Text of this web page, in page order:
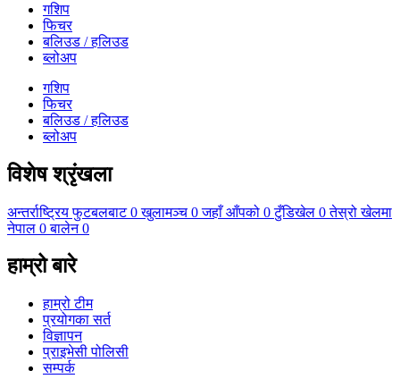
गशिप
फिचर
बलिउड / हलिउड
ब्लोअप
गशिप
फिचर
बलिउड / हलिउड
ब्लोअप
विशेष श्रृंखला
अन्तर्राष्ट्रिय फुटबलबाट 0 खुलामञ्च 0 जहाँ आँपको 0 टुँडिखेल 0 तेस्रो खेलमा
नेपाल 0 बालेन 0
हाम्रो बारे
हाम्रो टीम
प्रयोगका सर्त
विज्ञापन
प्राइभेसी पोलिसी
सम्पर्क